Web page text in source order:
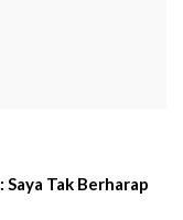
Tak Berharap